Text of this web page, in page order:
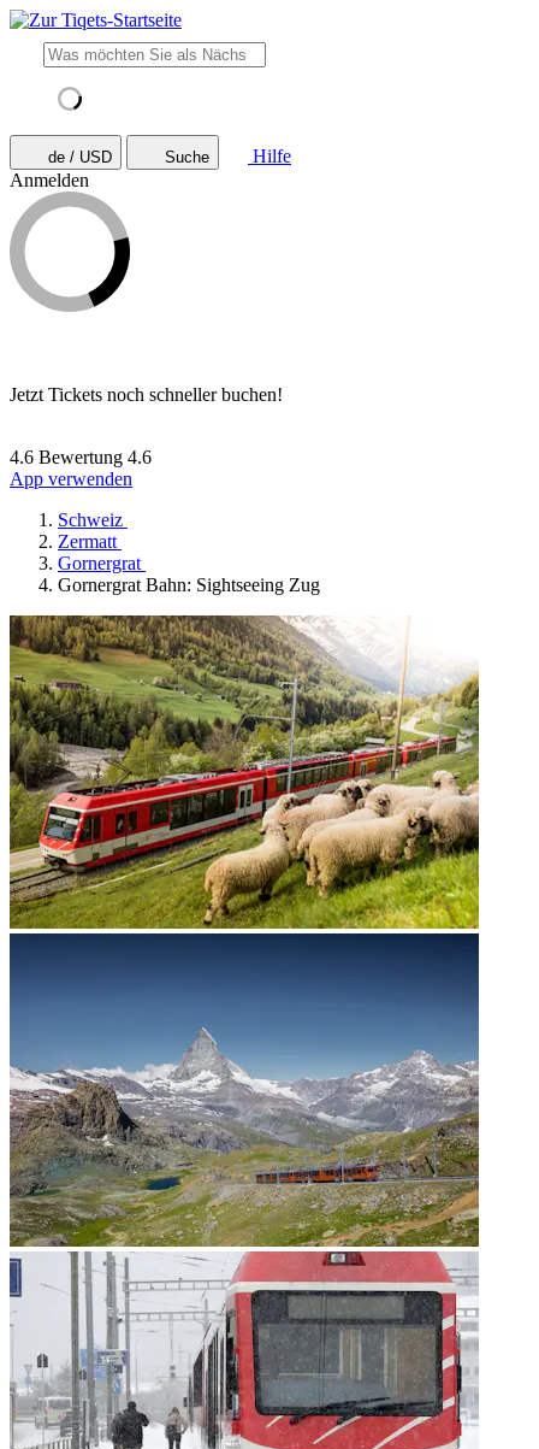
de / USD Suche
Hilfe
Anmelden
Jetzt Tickets noch schneller buchen!
4.6 Bewertung 4.6
App verwenden
Schweiz
Zermatt
Gornergrat
Gornergrat Bahn: Sightseeing Zug